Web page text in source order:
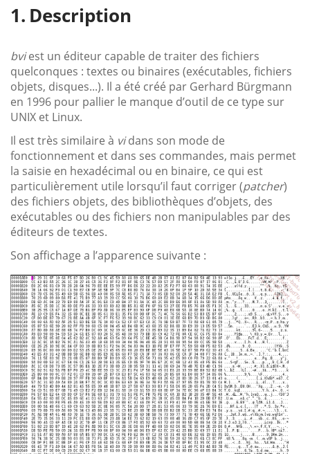
Description
bviest un éditeur capable de traiter des fichiers
quelconques : textes ou binaires (exécutables, fichiers
objets, disques...). Il a été créé par Gerhard Bürgmann
en 1996 pour pallier le manque d’outil de ce type sur
UNIX et Linux.
Il est très similaire à vidans son mode de
fonctionnement et dans ses commandes, mais permet
la saisie en hexadécimal ou en binaire, ce qui est
particulièrement utile lorsqu’il faut corriger (patcher)
des fichiers objets, des bibliothèques d’objets, des
exécutables ou des fichiers non manipulables par des
éditeurs de textes.
Son affichage a l’apparence suivante :